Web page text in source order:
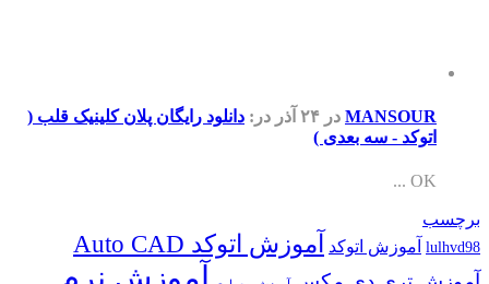
MANSOUR در ۲۴ آذر در: دانلود رایگان پلان کلینیک قلب (
اتوکد - سه بعدی )
OK ...
برچسب
lulhvd98 آموزش اتوکد آموزش اتوکد Auto CAD
آموزش نرم